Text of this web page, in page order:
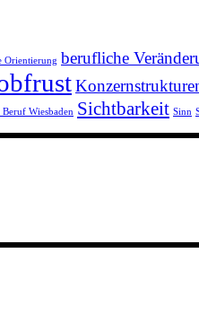
Orientierung berufliche
Wiesbaden Sichtbarkeit Sinn